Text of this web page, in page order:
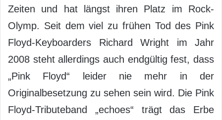
Zeiten und hat längst ihren Platz im Rock-
Olymp. Seit dem viel zu frühen Tod des Pink
Floyd-Keyboarders Richard Wright im Jahr
2008 steht allerdings auch endgültig fest, dass
„Pink Floyd“ leider nie mehr in der
Originalbesetzung zu sehen sein wird. Die Pink
Floyd-Tributeband „echoes“ trägt das Erbe